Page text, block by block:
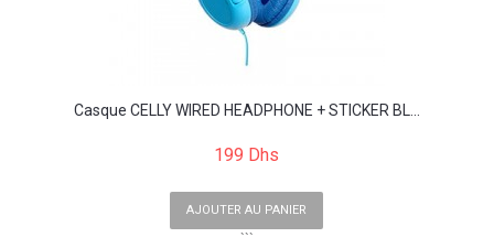
Casque CELLY WIRED HEADPHONE + STICKER BL...
199 Dhs
AJOUTER AU PANIER
```